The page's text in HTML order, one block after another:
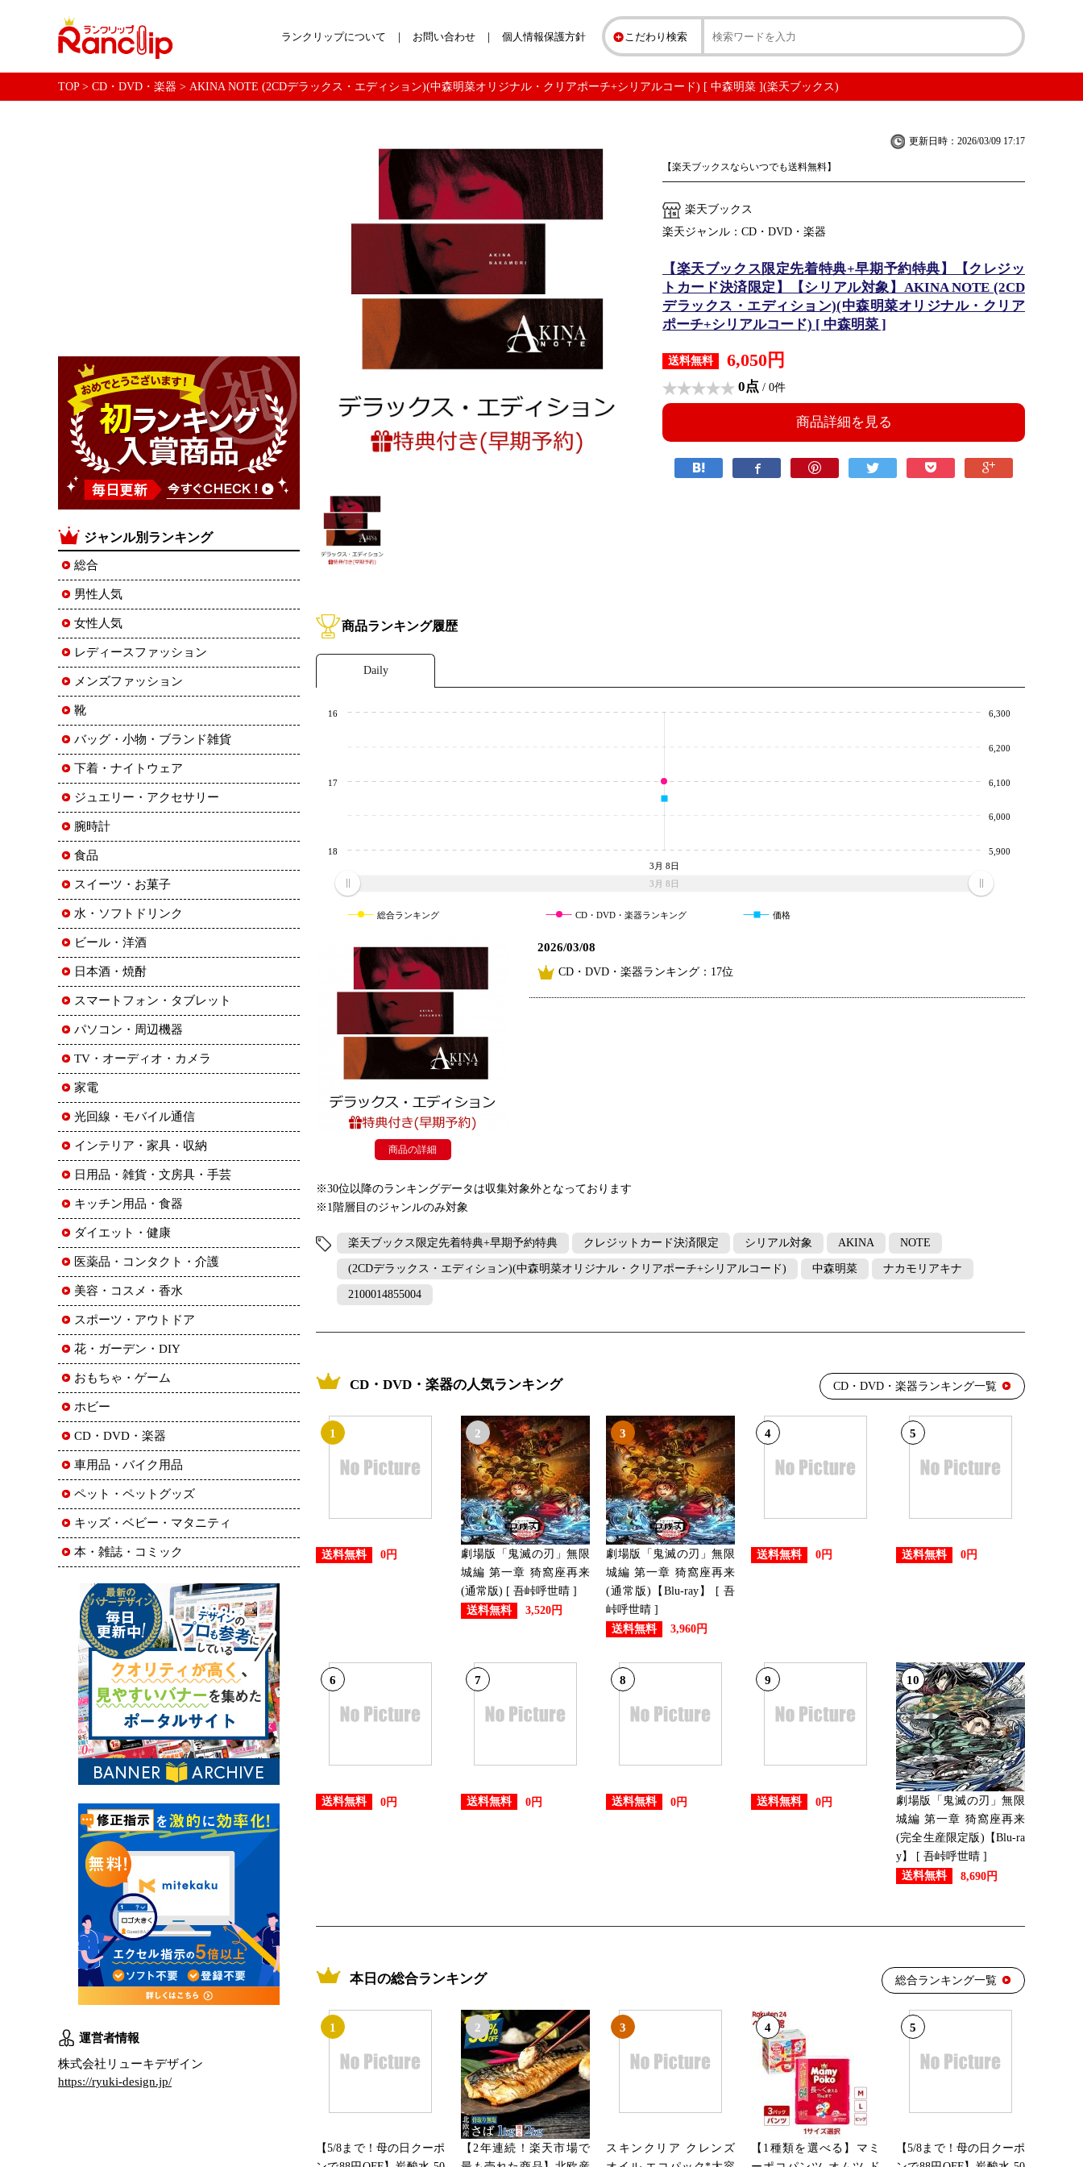
こだわり検索
ランクリップについて お問い合わせ 個人情報保護方針
TOP> CD・DVD・楽器 > AKINA NOTE (2CDデラックス・エディション)(中森明菜オリジナル・クリアポーチ+シリアルコード) [ 中森明菜 ](楽天ブックス)
更新日時：2026/03/09 17:17
【楽天ブックスならいつでも送料無料】
楽天ブックス
楽天ジャンル：CD・DVD・楽器
【楽天ブックス限定先着特典+早期予約特典】【クレジッ
トカード決済限定】【シリアル対象】AKINA NOTE (2CD
デラックス・エディション)(中森明菜オリジナル・クリア
ポーチ+シリアルコード) [ 中森明菜 ]
送料無料 6,050円
0点 / 0件
商品詳細を見る
商品ランキング履歴
Daily
3月 8日
3月 8日
16
17
18 5,900
6,000
6,100
6,200
6,300
総合ランキング CD・DVD・楽器ランキング 価格
2026/03/08
CD・DVD・楽器ランキング：17位
商品の詳細
※30位以降のランキングデータは収集対象外となっております
※1階層目のジャンルのみ対象
楽天ブックス限定先着特典+早期予約特典 クレジットカード決済限定 シリアル対象 AKINA NOTE
(2CDデラックス・エディション)(中森明菜オリジナル・クリアポーチ+シリアルコード) 中森明菜 ナカモリアキナ
2100014855004
CD・DVD・楽器の人気ランキング CD・DVD・楽器ランキング一覧
1
送料無料 0円
2
劇場版「鬼滅の刃」無限
城編 第一章 猗窩座再来
(通常版) [ 吾峠呼世晴 ]
送料無料
3,520円
3
劇場版「鬼滅の刃」無限
城編 第一章 猗窩座再来
(通常版)【Blu-ray】 [ 吾
峠呼世晴 ]
送料無料
3,960円
4
送料無料 0円
5
送料無料 0円
6
送料無料 0円
7
送料無料 0円
8
送料無料 0円
9
送料無料 0円
10
劇場版「鬼滅の刃」無限
城編 第一章 猗窩座再来
(完全生産限定版)【Blu-ra
y】 [ 吾峠呼世晴 ]
送料無料
8,690円
本日の総合ランキング 総合ランキング一覧
1
【5/8まで！母の日クーポ
2
【2年連続！楽天市場で
3
スキンクリア クレンズ
4
【1種類を選べる】マミ
5
【5/8まで！母の日クーポ
ジャンル別ランキング
総合
男性人気
女性人気
レディースファッション
メンズファッション
靴
バッグ・小物・ブランド雑貨
下着・ナイトウェア
ジュエリー・アクセサリー
腕時計
食品
スイーツ・お菓子
水・ソフトドリンク
ビール・洋酒
日本酒・焼酎
スマートフォン・タブレット
パソコン・周辺機器
TV・オーディオ・カメラ
家電
光回線・モバイル通信
インテリア・家具・収納
日用品・雑貨・文房具・手芸
キッチン用品・食器
ダイエット・健康
医薬品・コンタクト・介護
美容・コスメ・香水
スポーツ・アウトドア
花・ガーデン・DIY
おもちゃ・ゲーム
ホビー
CD・DVD・楽器
車用品・バイク用品
ペット・ペットグッズ
キッズ・ベビー・マタニティ
本・雑誌・コミック
運営者情報
株式会社リューキデザイン
https://ryuki-design.jp/